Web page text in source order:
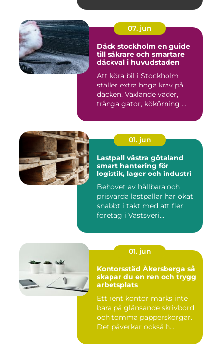
07. jun
Däck stockholm en guide
till säkrare och smartare
däckval i huvudstaden
Att köra bil i Stockholm
ställer extra höga krav på
däcken. Växlande väder,
trånga gator, kökörning ...
01. jun
Lastpall västra götaland
smart hantering för
logistik, lager och industri
Behovet av hållbara och
prisvärda lastpallar har ökat
snabbt i takt med att fler
företag i Västsveri...
01. jun
Kontorsstäd Åkersberga så
skapar du en ren och trygg
arbetsplats
Ett rent kontor märks inte
bara på glänsande skrivbord
och tomma papperskorgar.
Det påverkar också h...